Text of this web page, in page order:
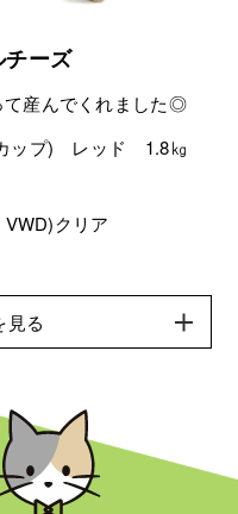
ーズ
て産んでくれました◎
ップ) レッド 1.8㎏
クリア
見る